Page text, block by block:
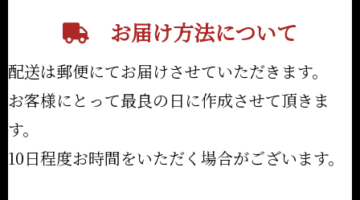
お届け方法について
配送は郵便にてお届けさせていただきます。
お客様にとって最良の日に作成させて頂きま
す。
10日程度お時間をいただく場合がございます。